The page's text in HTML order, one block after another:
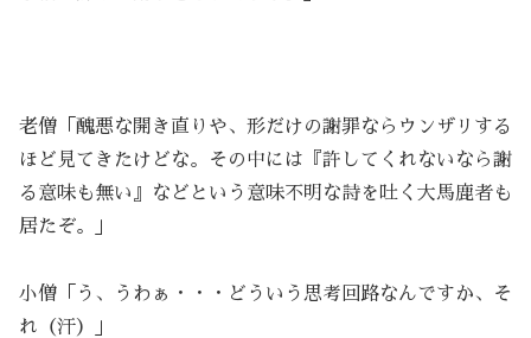
老僧「醜悪な開き直りや、形だけの謝罪ならウンザリする
ほど見てきたけどな。その中には『許してくれないなら謝
る意味も無い』などという意味不明な詩を吐く大馬鹿者も
居たぞ。」
小僧「う、うわぁ・・・どういう思考回路なんですか、そ
れ（汗）」